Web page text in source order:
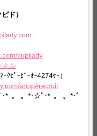
ド）
cupilady
ネル
ﾋﾟｰﾋﾞｰｵｰ4274ｹｰ）
shop#recruit
｡. .｡.:*･☆ﾟ･*:.｡. .｡.:*･゜